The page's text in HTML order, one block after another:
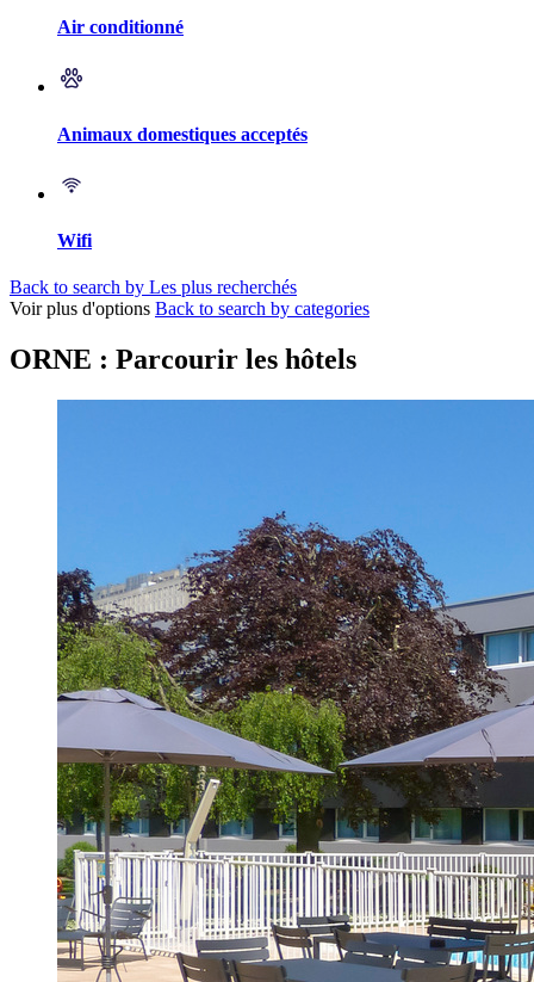
Air conditionné
Animaux domestiques acceptés
Wifi
Back to search by Les plus recherchés
Voir plus d'options Back to search by categories
ORNE : Parcourir les hôtels